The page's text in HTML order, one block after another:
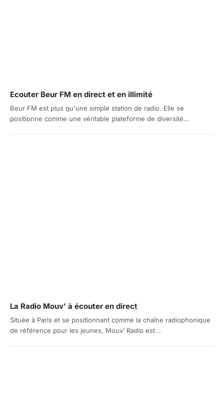
Ecouter Beur FM en direct et en illimité
Beur FM est plus qu'une simple station de radio. Elle se
positionne comme une véritable plateforme de diversité...
La Radio Mouv’ à écouter en direct
Située à Paris et se positionnant comme la chaîne radiophonique
de référence pour les jeunes, Mouv’ Radio est...